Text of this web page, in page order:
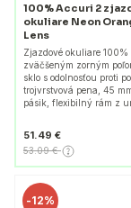
100% Accuri 2
okuliare Neon
Lens
Zjazdové okuliare 100%
zväčšeným zorným
sklo s odolnosťou proti
trojvrstvová pena, 45
pásik, flexibilný rám z
51.49 €
53.09 €
-12%